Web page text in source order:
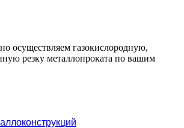
осуществляем газокислородную,
резку металлопроката по вашим